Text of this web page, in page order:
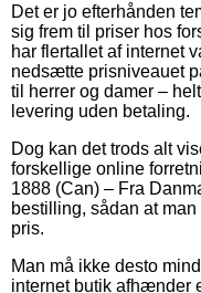
Det er jo efterhånden
sig frem til priser hos
har flertallet af internet
nedsætte prisniveauet
til herrer og damer –
levering uden betaling.
Dog kan det trods alt
forskellige online
1888 (Can) – Fra
bestilling, sådan at
pris.
Man må ikke desto
internet butik afhænder